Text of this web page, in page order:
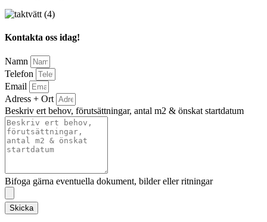
Kontakta oss idag!
Namn
Telefon
Email
Adress + Ort
Beskriv ert behov, förutsättningar, antal m2 & önskat startdatum
Bifoga gärna eventuella dokument, bilder eller ritningar
Skicka